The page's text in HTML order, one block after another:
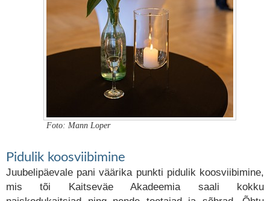
Foto: Mann Loper
Pidulik koosviibimine
Juubelipäevale pani väärika punkti pidulik koosviibimine,
mis tõi Kaitseväe Akadeemia saali kokku